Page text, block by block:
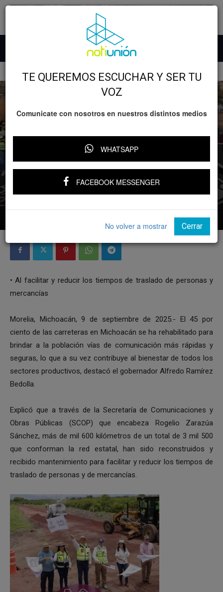
GOBIERNO
Rehabilitación carretera en Michoacán
al 45 %; se abre camino al desarrollo:
Bedolla
• Al facilitar y reducir los tiempos de traslado de personas y
mercancías
Morelia, Michoacán, 9 de septiembre de 2025.- El 45 por
ciento de las carreteras en Michoacán se ha rehabilitado para
brindar a la población vías de comunicación más rápidas y
seguras, lo que a su vez contribuye al bienestar de todos los
sectores productivos, destacó el gobernador Alfredo Ramírez
Bedolla.
Explicó que a través de la Secretaría de Comunicaciones y
Obras Públicas (SCOP) que encabeza Rogelio Zarazúa
Sánchez, más de mil 600 kilómetros de un total de 3 mil 500
que conforman la red estatal, han sido reconstruidos y
recibido mantenimiento para facilitar y reducir los tiempos de
traslado de personas y de mercancías.
TE QUEREMOS ESCUCHAR Y SER TU
VOZ
Comunicate con nosotros en nuestros distintos medios
WHATSAPP
FACEBOOK MESSENGER
No volver a mostrar Cerrar